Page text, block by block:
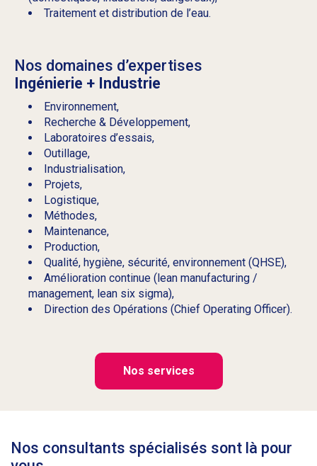
Traitement et distribution de l’eau.
Nos domaines d’expertises
Ingénierie + Industrie
Environnement,
Recherche & Développement,
Laboratoires d’essais,
Outillage,
Industrialisation,
Projets,
Logistique,
Méthodes,
Maintenance,
Production,
Qualité, hygiène, sécurité, environnement (QHSE),
Amélioration continue (lean manufacturing /
management, lean six sigma),
Direction des Opérations (Chief Operating Officer).
Nos services
Nos consultants spécialisés sont là pour